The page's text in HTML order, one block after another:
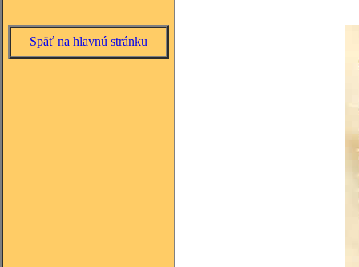
Späť na hlavnú stránku